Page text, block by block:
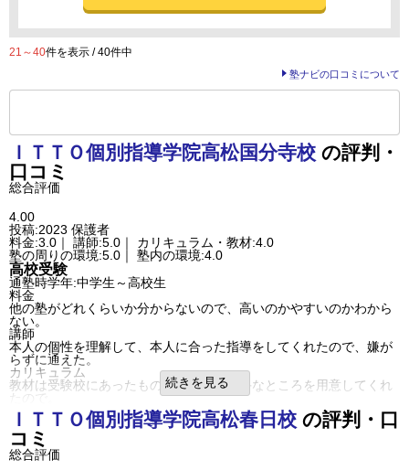
21～40件を表示 / 40件中
塾ナビの口コミについて
ＩＴＴＯ個別指導学院高松国分寺校 の評判・
口コミ
総合評価
4.00
投稿:2023 保護者
料金:3.0｜ 講師:5.0｜ カリキュラム・教材:4.0
塾の周りの環境:5.0｜ 塾内の環境:4.0
高校受験
通塾時学年:中学生～高校生
料金
他の塾がどれくらいか分からないので、高いのかやすいのかわから
ない。
講師
本人の個性を理解して、本人に合った指導をしてくれたので、嫌が
らずに通えた。
カリキュラム
教材は受験校にあったものと、本人の苦手なところを用意してくれ
たので。
塾の周りの環境
学校の近くにあるので、学校帰りに、自分から行く事ができるのが
良かった。
塾内の環境
自習室もあり、自由に講師に質問しに行く事ができる環境が良い。
続きを見る
ＩＴＴＯ個別指導学院高松春日校 の評判・口
コミ
総合評価